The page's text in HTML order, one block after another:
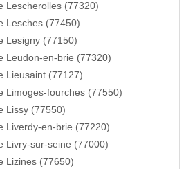
Lescherolles (77320)
Lesches (77450)
Lesigny (77150)
Leudon-en-brie (77320)
Lieusaint (77127)
Limoges-fourches (77550)
Lissy (77550)
Liverdy-en-brie (77220)
Livry-sur-seine (77000)
Lizines (77650)